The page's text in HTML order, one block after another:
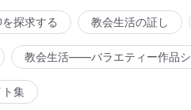
の全能の力を推し量れる者は
為すことを決してやめようと
ら神は人々を救うために、一
いることはどんな国も権力も
れる。誰かが神の業を拒むな
探求する 教会生活の証し
教会生活――バラエティー作品
集